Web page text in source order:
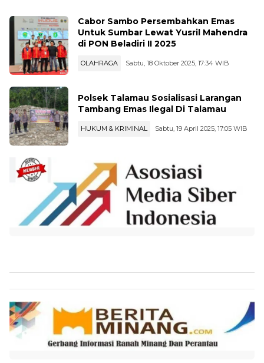
Cabor Sambo Persembahkan Emas
Untuk Sumbar Lewat Yusril Mahendra
di PON Beladiri II 2025
OLAHRAGA Sabtu, 18 Oktober 2025, 17:34 WIB
Polsek Talamau Sosialisasi Larangan
Tambang Emas Ilegal Di Talamau
HUKUM & KRIMINAL Sabtu, 19 April 2025, 17:05 WIB